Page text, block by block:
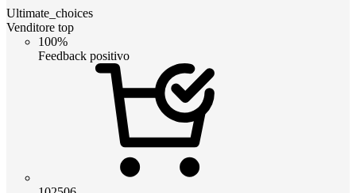
Ultimate_choices
Venditore top
100%
Feedback positivo